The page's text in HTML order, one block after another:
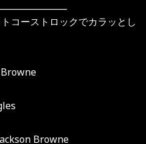
コーストロックでカラッとし
Browne